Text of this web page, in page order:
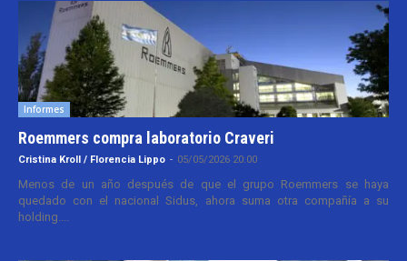
Informes
Roemmers compra laboratorio Craveri
Cristina Kroll / Florencia Lippo - 05/05/2026 20:00
Menos de un año después de que el grupo Roemmers se haya
quedado con el nacional Sidus, ahora suma otra compañía a su
holding....